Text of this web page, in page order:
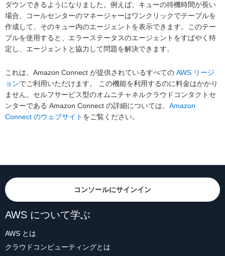
ダウンできるようになりました。例えば、キューの待機時間が長い
場合、コールセンターのマネージャーはワンクリックでテーブルを
作成して、そのキュー内のエージェントを表示できます。このテー
ブルを使用すると、エラーステータスのエージェントをすばやく特
定し、エージェントと協力して問題を解決できます。
これは、Amazon Connect が提供されているすべての AWS リージ
ョンでご利用いただけます。 この機能を利用するのに料金はかかり
ません。セルフサービス型のオムニチャネルクラウドコンタクトセ
ンターである Amazon Connect の詳細については、 Amazon
Connect のウェブサイト をご覧ください。
コンソールにサインイン
AWS について学ぶ
AWS とは
クラウドコンピューティングとは